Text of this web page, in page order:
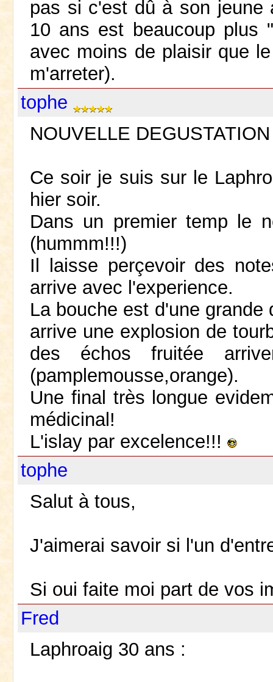
pas si c'est dû à son jeune
10 ans est beaucoup plus
avec moins de plaisir que
m'arreter).
tophe
NOUVELLE DEGUSTATION
Ce soir je suis sur le
hier soir.
Dans un premier temp le
(hummm!!!)
Il laisse perçevoir des
arrive avec l'experience.
La bouche est d'une
arrive une explosion de
des échos fruitée
(pamplemousse,orange).
Une final très longue
médicinal!
L'islay par excelence!!!
tophe
Salut à tous,
J'aimerai savoir si l'un
Si oui faite moi part de vos
Fred
Laphroaig 30 ans :